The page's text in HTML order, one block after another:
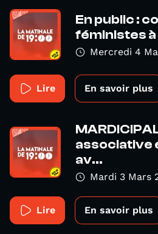
En public :
féministes à
Mercredi 4
Lire En savoir plus
associative
av...
Mardi 3 Mars
Lire En savoir plus